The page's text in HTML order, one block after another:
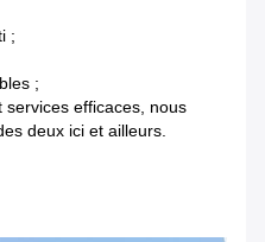
;
;
services efficaces, nous
deux ici et ailleurs.